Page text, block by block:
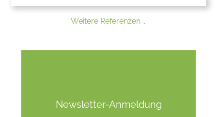
Weitere Referenzen ...
Newsletter-Anmeldung